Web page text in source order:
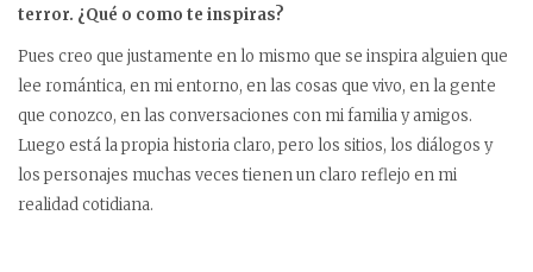
terror. ¿Qué o como te inspiras?
Pues creo que justamente en lo mismo que se inspira alguien que
lee romántica, en mi entorno, en las cosas que vivo, en la gente
que conozco, en las conversaciones con mi familia y amigos.
Luego está la propia historia claro, pero los sitios, los diálogos y
los personajes muchas veces tienen un claro reflejo en mi
realidad cotidiana.